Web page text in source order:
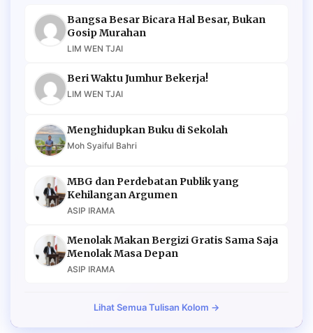
Bangsa Besar Bicara Hal Besar, Bukan
Gosip Murahan
LIM WEN TJAI
Beri Waktu Jumhur Bekerja!
LIM WEN TJAI
Menghidupkan Buku di Sekolah
Moh Syaiful Bahri
MBG dan Perdebatan Publik yang
Kehilangan Argumen
ASIP IRAMA
Menolak Makan Bergizi Gratis Sama Saja
Menolak Masa Depan
ASIP IRAMA
Lihat Semua Tulisan Kolom →